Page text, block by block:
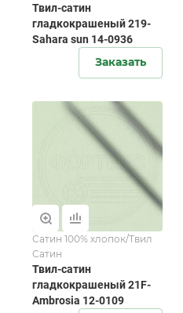
Твил-сатин
гладкокрашеный 219-
Sahara sun 14-0936
Заказать
Сатин 100% хлопок/Твил
Сатин
Твил-сатин
гладкокрашеный 21F-
Ambrosia 12-0109